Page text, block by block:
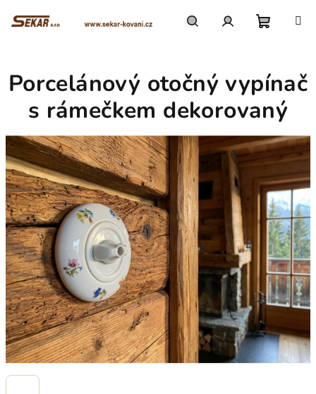
košík
Porcelánový otočný vypínač
s rámečkem dekorovaný